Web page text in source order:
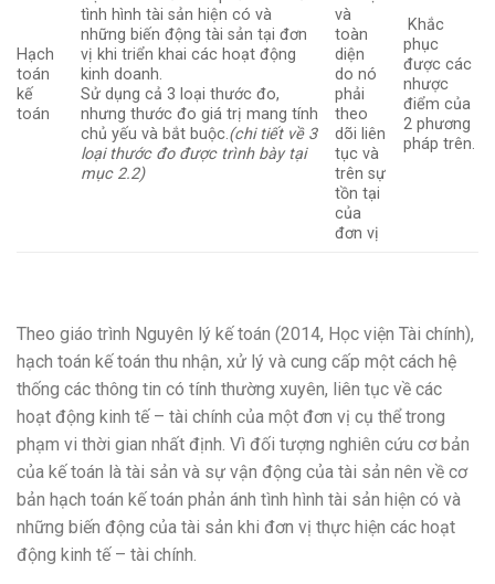
Hạch
toán
kế
toán
tình hình tài sản hiện có và
những biến động tài sản tại đơn
vị khi triển khai các hoạt động
kinh doanh.
Sử dụng cả 3 loại thước đo,
nhưng thước đo giá trị mang tính
chủ yếu và bắt buộc.(chi tiết về 3
loại thước đo được trình bày tại
mục 2.2)
và
toàn
diện
do nó
phải
theo
dõi liên
tục và
trên sự
tồn tại
của
đơn vị
Khắc
phục
được các
nhược
điểm của
2 phương
pháp trên.
Theo giáo trình Nguyên lý kế toán (2014, Học viện Tài chính),
hạch toán kế toán thu nhận, xử lý và cung cấp một cách hệ
thống các thông tin có tính thường xuyên, liên tục về các
hoạt động kinh tế – tài chính của một đơn vị cụ thể trong
phạm vi thời gian nhất định. Vì đối tượng nghiên cứu cơ bản
của kế toán là tài sản và sự vận động của tài sản nên về cơ
bản hạch toán kế toán phản ánh tình hình tài sản hiện có và
những biến động của tài sản khi đơn vị thực hiện các hoạt
động kinh tế – tài chính.